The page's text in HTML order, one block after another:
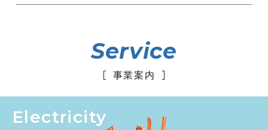
Service
事業案内
Electricity